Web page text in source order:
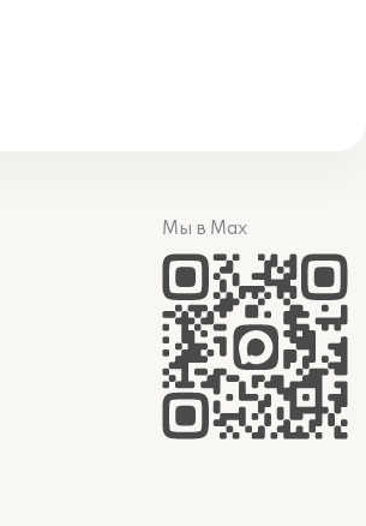
Мы в Max